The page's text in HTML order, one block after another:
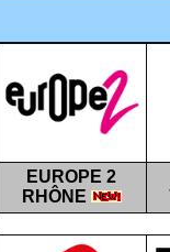
EUROPE 2
RHÔNE